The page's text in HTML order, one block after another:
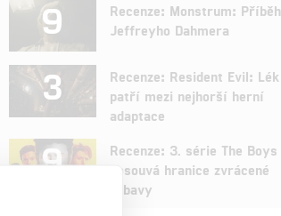
9
Recenze: Monstrum: Příběh
Jeffreyho Dahmera
3
Recenze: Resident Evil: Lék
patří mezi nejhorší herní
adaptace
9
Recenze: 3. série The Boys
posouvá hranice zvrácené
zábavy